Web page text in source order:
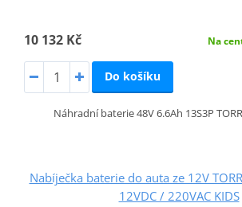
10 132 Kč Na
Do košíku
Náhradní baterie 48V 6.6Ah 13S3P
Nabíječka baterie do auta ze 12V
12VDC / 220VAC KIDS